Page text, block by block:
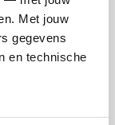
Met jouw
gegevens
en technische